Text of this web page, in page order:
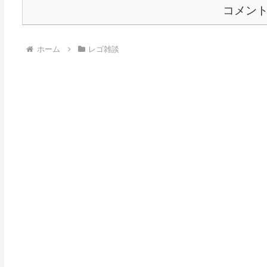
コメン
ホーム レゴ雑談